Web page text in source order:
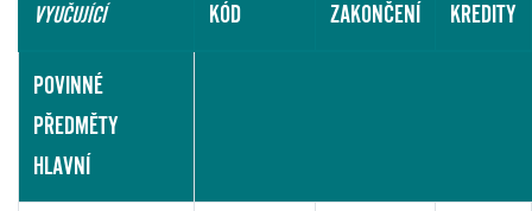
VYUČUJÍCÍ KÓD ZAKONČENÍ KREDITY
POVINNÉ
PŘEDMĚTY
HLAVNÍ